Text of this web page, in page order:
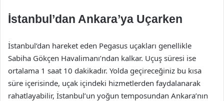
İstanbul’dan Ankara’ya Uçarken
İstanbul’dan hareket eden Pegasus uçakları genellikle
Sabiha Gökçen Havalimanı’ndan kalkar. Uçuş süresi ise
ortalama 1 saat 10 dakikadır. Yolda geçireceğiniz bu kısa
süre içerisinde, uçak içindeki hizmetlerden faydalanarak
rahatlayabilir, İstanbul’un yoğun temposundan Ankara’nın